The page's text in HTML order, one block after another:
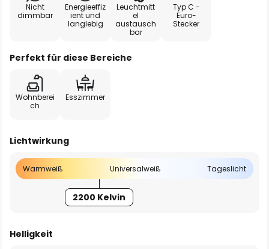
Nicht
dimmbar
Energieeffiz
ient und
langlebig
Leuchtmitt
el
austausch
bar
Typ C -
Euro-
Stecker
Perfekt für diese Bereiche
Wohnberei
ch
Esszimmer
Lichtwirkung
Warmweiß Universalweiß Tageslicht
2200 Kelvin
Helligkeit